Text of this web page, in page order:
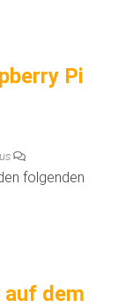
Pi
folgenden
auf dem